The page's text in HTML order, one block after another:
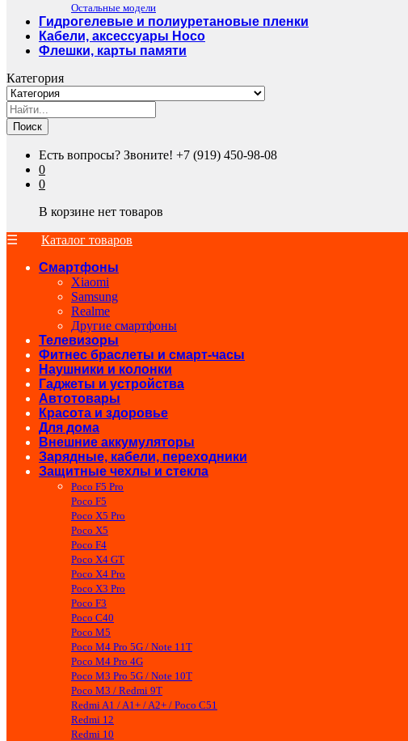
Остальные модели
Гидрогелевые и полиуретановые пленки
Кабели, аксессуары Hoco
Флешки, карты памяти
Категория
Поиск
Есть вопросы? Звоните! +7 (919) 450-98-08
0
0
В корзине нет товаров
Каталог товаров
Смартфоны
Xiaomi
Samsung
Realme
Другие смартфоны
Телевизоры
Фитнес браслеты и смарт-часы
Наушники и колонки
Гаджеты и устройства
Автотовары
Красота и здоровье
Для дома
Внешние аккумуляторы
Зарядные, кабели, переходники
Защитные чехлы и стекла
Poco F5 Pro
Poco F5
Poco X5 Pro
Poco X5
Poco F4
Poco X4 GT
Poco X4 Pro
Poco X3 Pro
Poco F3
Poco C40
Poco M5
Poco M4 Pro 5G / Note 11T
Poco M4 Pro 4G
Poco M3 Pro 5G / Note 10T
Poco M3 / Redmi 9T
Redmi A1 / A1+ / A2+ / Poco C51
Redmi 12
Redmi 10